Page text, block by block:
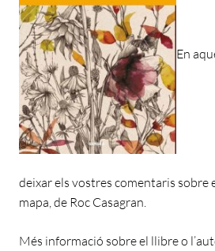
En
deixar els vostres comentaris sobre
mapa, de Roc Casagran.
Més informació sobre el llibre o